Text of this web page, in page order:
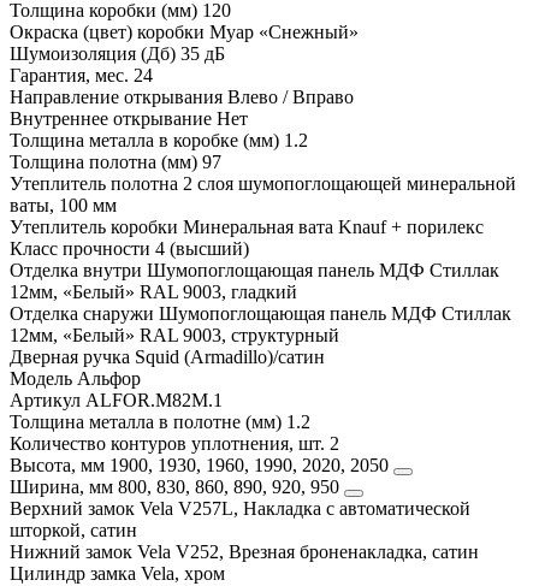
Толщина коробки (мм) 120
Окраска (цвет) коробки Муар «Снежный»
Шумоизоляция (Дб) 35 дБ
Гарантия, мес. 24
Направление открывания Влево / Вправо
Внутреннее открывание Нет
Толщина металла в коробке (мм) 1.2
Толщина полотна (мм) 97
Утеплитель полотна 2 слоя шумопоглощающей минеральной
ваты, 100 мм
Утеплитель коробки Минеральная вата Knauf + порилекс
Класс прочности 4 (высший)
Отделка внутри Шумопоглощающая панель МДФ Стиллак
12мм, «Белый» RAL 9003, гладкий
Отделка снаружи Шумопоглощающая панель МДФ Стиллак
12мм, «Белый» RAL 9003, структурный
Дверная ручка Squid (Armadillo)/сатин
Модель Альфор
Артикул ALFOR.M82M.1
Толщина металла в полотне (мм) 1.2
Количество контуров уплотнения, шт. 2
Высота, мм 1900, 1930, 1960, 1990, 2020, 2050
Ширина, мм 800, 830, 860, 890, 920, 950
Верхний замок Vela V257L, Накладка с автоматической
шторкой, сатин
Нижний замок Vela V252, Врезная броненакладка, сатин
Цилиндр замка Vela, хром